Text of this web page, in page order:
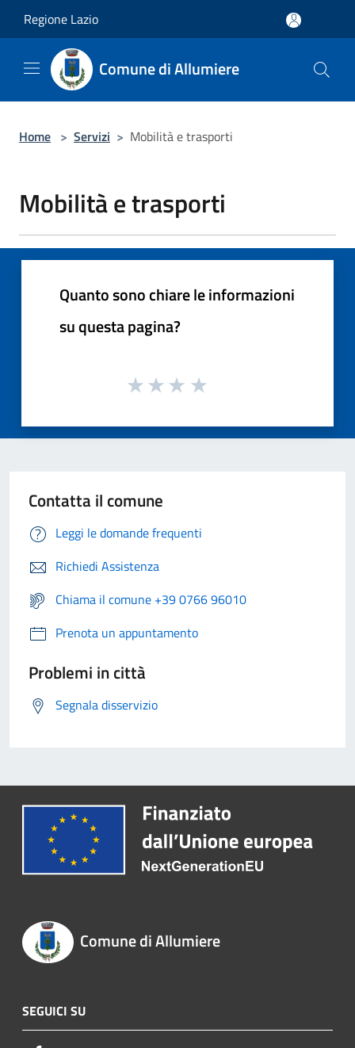
Regione Lazio
Comune di Allumiere
Home > Servizi > Mobilità e trasporti
Mobilità e trasporti
Quanto sono chiare le informazioni
su questa pagina?
Contatta il comune
Leggi le domande frequenti
Richiedi Assistenza
Chiama il comune +39 0766 96010
Prenota un appuntamento
Problemi in città
Segnala disservizio
Comune di Allumiere
SEGUICI SU